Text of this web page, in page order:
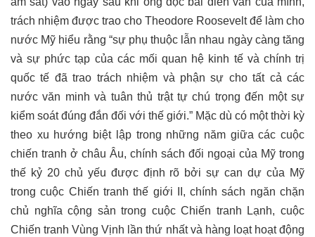
trách nhiệm được trao cho Theodore Roosevelt để làm cho
nước Mỹ hiểu rằng “sự phụ thuộc lẫn nhau ngày càng tăng
và sự phức tạp của các mối quan hệ kinh tế và chính trị
quốc tế đã trao trách nhiệm và phận sự cho tất cả các
nước văn minh và tuân thủ trật tự chú trọng đến một sự
kiểm soát đúng đắn đối với thế giới.” Mặc dù có một thời kỳ
theo xu hướng biệt lập trong những năm giữa các cuộc
chiến tranh ở châu Âu, chính sách đối ngoại của Mỹ trong
thế kỷ 20 chủ yếu được định rõ bởi sự can dự của Mỹ
trong cuộc Chiến tranh thế giới II, chính sách ngăn chặn
chủ nghĩa cộng sản trong cuộc Chiến tranh Lạnh, cuộc
Chiến tranh Vùng Vịnh lần thứ nhất và hàng loạt hoạt động